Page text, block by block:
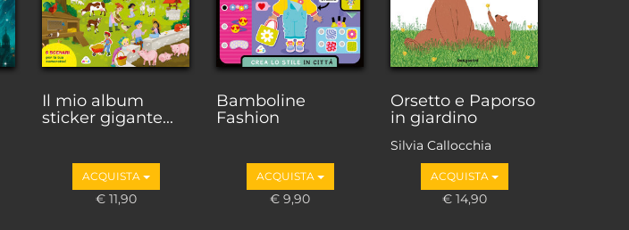
Il mio album
sticker gigante...
ACQUISTA
€ 11,90
Bamboline
Fashion
ACQUISTA
€ 9,90
Orsetto e Paporso
in giardino
Silvia Callocchia
ACQUISTA
€ 14,90